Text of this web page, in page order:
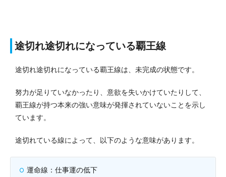
途切れ途切れになっている覇王線
途切れ途切れになっている覇王線は、未完成の状態です。
努力が足りていなかったり、意欲を失いかけていたりして、
覇王線が持つ本来の強い意味が発揮されていないことを示し
ています。
途切れている線によって、以下のような意味があります。
運命線：仕事運の低下